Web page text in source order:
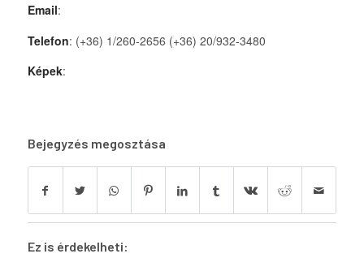
Email:
Telefon: (+36) 1/260-2656 (+36) 20/932-3480
Képek:
Bejegyzés megosztása
Ez is érdekelheti: